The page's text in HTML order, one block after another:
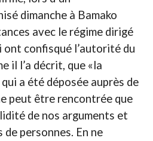
dimanche à Bamako
avec le régime dirigé
ont confisqué l’autorité du
il l’a décrit, que «la
a été déposée auprès de
peut être rencontrée que
de nos arguments et
de personnes. En ne